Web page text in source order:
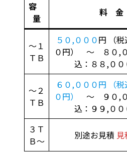
容
量
料 金
～１
ＴＢ
５０,０００円 （
０円） ～ ８０,
込：８８,００
～２
ＴＢ
６０,０００円 （
０円）
～ ９０,
込：９９,００
３Ｔ
Ｂ～
別途お見積